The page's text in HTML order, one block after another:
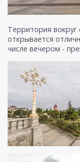
Территория
открывается
числе вечером -